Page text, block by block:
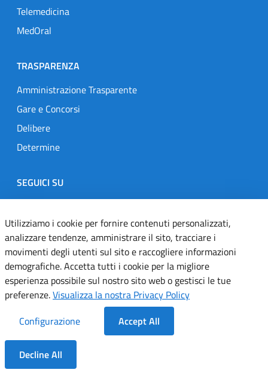
Dentro la Sezione
Telemedicina
MedOral
TRASPARENZA
Amministrazione Trasparente
Gare e Concorsi
Delibere
Determine
SEGUICI SU
Designers Italia
TwitterInstagramYoutubeLinkedin
Dichiarazione di accessibilità
Informativa cookie
Note legali
Servizi Applicativi
Utilizziamo i cookie per fornire contenuti personalizzati,
analizzare tendenze, amministrare il sito, tracciare i
movimenti degli utenti sul sito e raccogliere informazioni
demografiche. Accetta tutti i cookie per la migliore
esperienza possibile sul nostro sito web o gestisci le tue
preferenze.Visualizza la nostra Privacy Policy
Configurazione
Accept All
Decline All